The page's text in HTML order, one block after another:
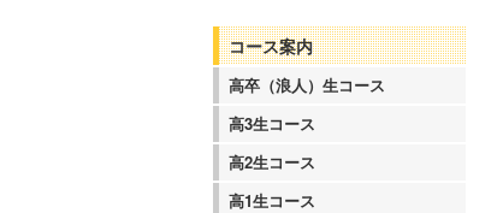
コース案内
高卒（浪人）生コース
高3生コース
高2生コース
高1生コース